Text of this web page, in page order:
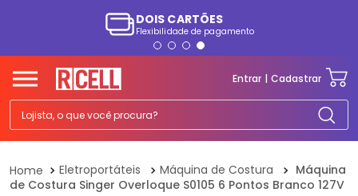
DOIS CARTÕES
Flexibilidade de pagamento
Entrar Cadastrar
Lojista, o que você procura?
Eletroportáteis Máquina de Costura
Máquina
de Costura Singer Overloque S0105 6 Pontos Branco 127V
TERMOS MAIS BUSCADOS
1º
smartphone
2º
ps5
3º
tv
5º
fone